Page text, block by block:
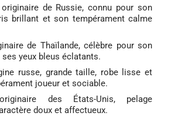
de Russie, connu pour son
brillant et son tempérament calme
de Thaïlande, célèbre pour son
yeux bleus éclatants.
russe, grande taille, robe lisse et
joueur et sociable.
des États-Unis, pelage
doux et affectueux.